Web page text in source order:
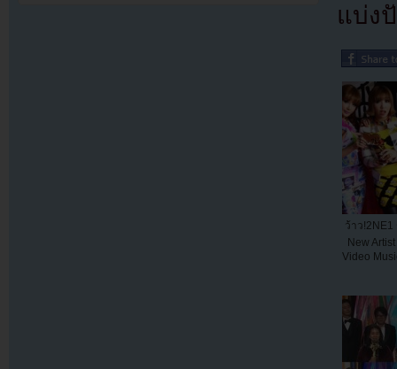
แบ่ง
ว้าว!2NE1
New
Video